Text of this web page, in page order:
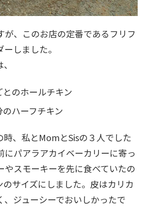
が、このお店の定番であるフリフ
しました。
のホールチキン
ハーフチキン
時、私とMomとSisの３人でした
にパアラアカイベーカリーに寄っ
やスモーキーを先に食べていたの
のサイズにしました。皮はカリカ
、ジューシーでおいしかったで